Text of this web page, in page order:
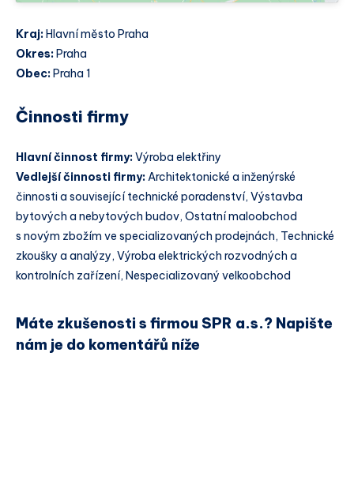
Kraj: Hlavní město Praha
Okres: Praha
Obec: Praha 1
Činnosti firmy
Hlavní činnost firmy:Výroba elektřiny
Vedlejší činnosti firmy:Architektonické a inženýrské
činnosti a související technické poradenství, Výstavba
bytových a nebytových budov, Ostatní maloobchod
s novým zbožím ve specializovaných prodejnách, Technické
zkoušky a analýzy, Výroba elektrických rozvodných a
kontrolních zařízení, Nespecializovaný velkoobchod
Máte zkušenosti s firmou SPR a.s.? Napište
nám je do komentářů níže